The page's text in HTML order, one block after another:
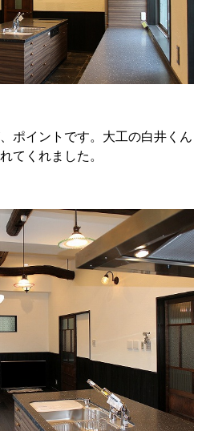
ポイントです。大工の白井くん
てくれました。